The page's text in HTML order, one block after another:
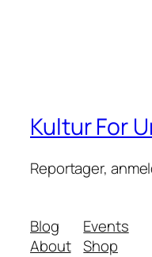
Kultur For
Reportager,
Blog
About
Events
Shop